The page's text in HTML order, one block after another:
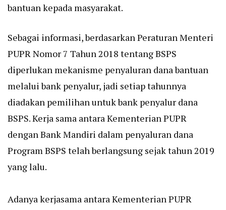
bantuan kepada masyarakat.
Sebagai informasi, berdasarkan Peraturan Menteri
PUPR Nomor 7 Tahun 2018 tentang BSPS
diperlukan mekanisme penyaluran dana bantuan
melalui bank penyalur, jadi setiap tahunnya
diadakan pemilihan untuk bank penyalur dana
BSPS. Kerja sama antara Kementerian PUPR
dengan Bank Mandiri dalam penyaluran dana
Program BSPS telah berlangsung sejak tahun 2019
yang lalu.
Adanya kerjasama antara Kementerian PUPR